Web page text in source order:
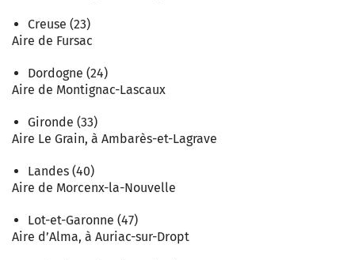
Creuse (23)
Aire de Fursac
Dordogne (24)
Aire de Montignac-Lascaux
Gironde (33)
Aire Le Grain, à Ambarès-et-Lagrave
Landes (40)
Aire de Morcenx-la-Nouvelle
Lot-et-Garonne (47)
Aire d’Alma, à Auriac-sur-Dropt